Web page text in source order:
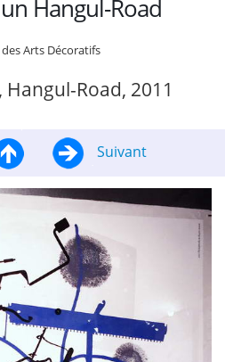
Hangul-Road
Arts Décoratifs
Road, 2011
Suivant